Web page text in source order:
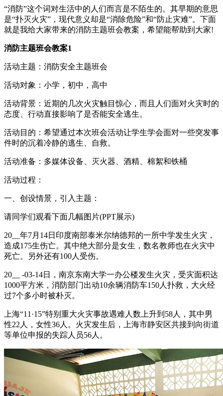
“消防”这个词对生活中的人们而言是不陌生的。其早期的意思
是“扑灭火灾”，现代意义却是“消除危险”和“防止灾难”。下面
就是我给大家带来的消防主题班会教案，希望能帮助到大家!
消防主题班会教案1
活动主题：消防安全主题班会
活动对象：小学，初中，高中
活动背景：近期的几次火灾触目惊心，而且人们面对火灾时的
态度、行动直接影响了是否能安全逃生。
活动目的：希望通过本次班会活动让学生学会面对一些突发事
件时的沉着冷静的逃生、自救。
活动准备：多媒体设备、灭火器、酒精、棉絮和铁桶
活动过程：
一、创设情景，引入主题：
请同学们观看下面几幅图片(PPT展示)
20__年7月14日印度南部泰米尔纳德邦的一所中学发生火灾，
造成175生伤亡。其中绝大部分是女生，数名教师也在火灾中
死亡。另外还有100人受伤。
20__ -03-14日，南京东南大学一办公楼发生火灾，受灾面积达
1000平方米，消防部门出动10余辆消防车150人扑救，大火经
过7个多小时被朴灭。
上海“11·15”特别重大火灾事故遇难人数上升到58人，其中男
性22人，女性36人。火灾发生后，上海市静安区共接到向街道
等单位申报的失踪人员56人。